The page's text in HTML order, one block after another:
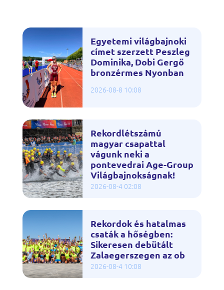
Egyetemi világbajnoki
címet szerzett Peszleg
Dominika, Dobi Gergő
bronzérmes Nyonban
2026-08-8 10:08
Rekordlétszámú
magyar csapattal
vágunk neki a
pontevedrai Age-Group
Világbajnokságnak!
2026-08-4 02:08
Rekordok és hatalmas
csaták a hőségben:
Sikeresen debütált
Zalaegerszegen az ob
2026-08-4 10:08